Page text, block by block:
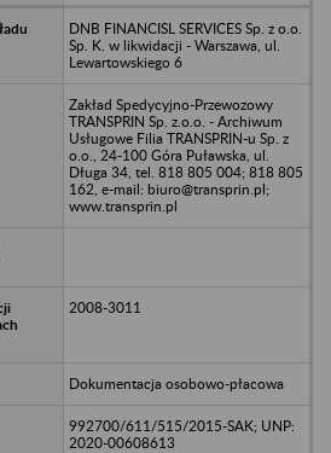
DNB FINANCISL SERVICES Sp. z o.o.
Sp. K. w likwidacji - Warszawa, ul.
Lewartowskiego 6
Zakład Spedycyjno-Przewozowy
TRANSPRIN Sp. z.o.o. - Archiwum
Usługowe Filia TRANSPRIN-u Sp. z
o.o., 24-100 Góra Puławska, ul.
Długa 34, tel. 818 805 004; 818 805
162, e-mail: biuro@transprin.pl;
www.transprin.pl
2008-3011
Dokumentacja osobowo-płacowa
992700/611/515/2015-SAK; UNP:
2020-00608613